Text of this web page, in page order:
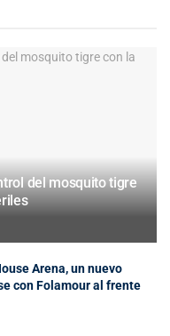
del mosquito tigre
Arena, un nuevo
con Folamour al frente